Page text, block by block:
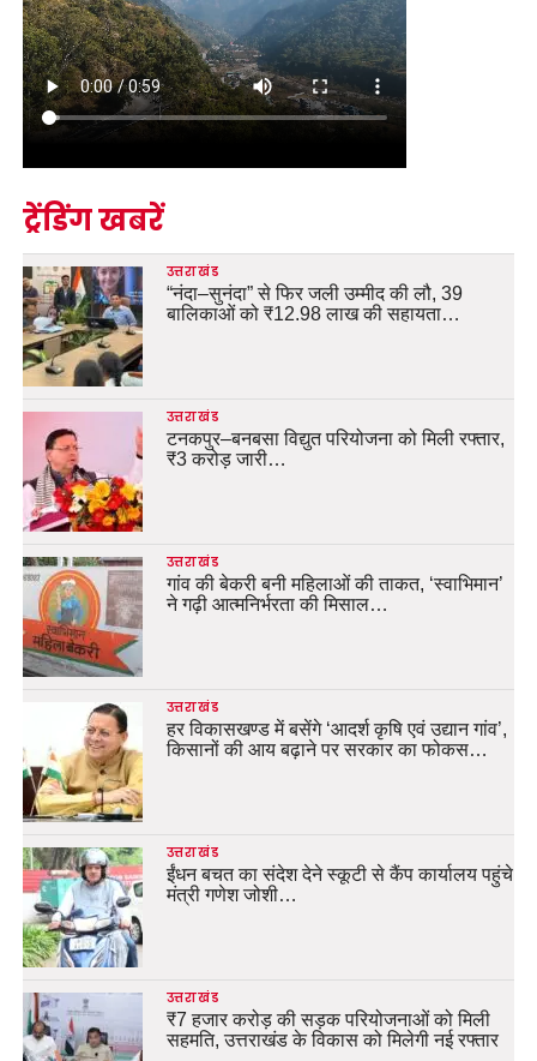
ट्रेंडिंग खबरें
उत्तराखंड
“नंदा–सुनंदा” से फिर जली उम्मीद की लौ, 39
बालिकाओं को ₹12.98 लाख की सहायता…
उत्तराखंड
टनकपुर–बनबसा विद्युत परियोजना को मिली रफ्तार,
₹3 करोड़ जारी…
उत्तराखंड
गांव की बेकरी बनी महिलाओं की ताकत, ‘स्वाभिमान’
ने गढ़ी आत्मनिर्भरता की मिसाल…
उत्तराखंड
हर विकासखण्ड में बसेंगे ‘आदर्श कृषि एवं उद्यान गांव’,
किसानों की आय बढ़ाने पर सरकार का फोकस…
उत्तराखंड
ईंधन बचत का संदेश देने स्कूटी से कैंप कार्यालय पहुंचे
मंत्री गणेश जोशी…
उत्तराखंड
₹7 हजार करोड़ की सड़क परियोजनाओं को मिली
सहमति, उत्तराखंड के विकास को मिलेगी नई रफ्तार